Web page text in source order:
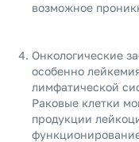
возможное
Онкологические
особенно
лимфатической
Раковые клетки
продукции